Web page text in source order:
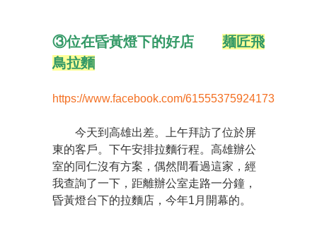
③位在昏黃燈下的好店 麺匠飛
鳥拉麵
https://www.facebook.com/61555375924173
今天到高雄出差。上午拜訪了位於屏
東的客戶。下午安排拉麵行程。高雄辦公
室的同仁沒有方案，偶然間看過這家，經
我查詢了一下，距離辦公室走路一分鐘，
昏黃燈台下的拉麵店，今年1月開幕的。